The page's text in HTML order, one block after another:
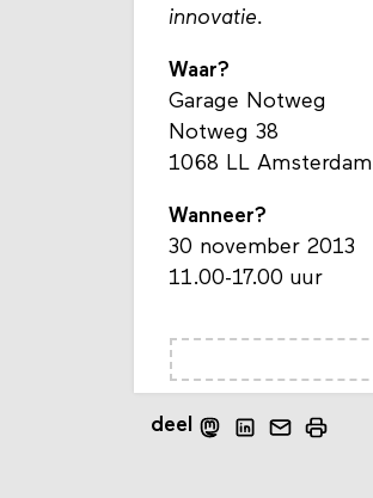
innovatie.
Waar?
Garage Notweg
Notweg 38
1068 LL Amsterdam
Wanneer?
30 november 2013
11.00-17.00 uur
deel